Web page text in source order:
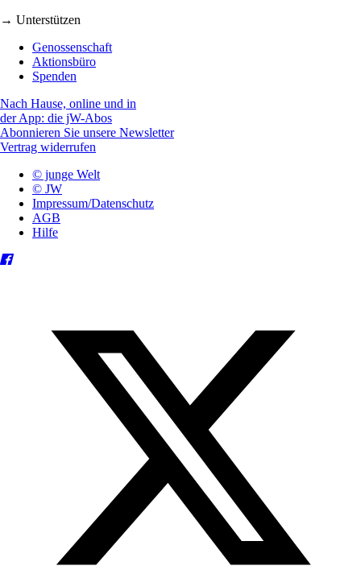
→ Unterstützen
Genossenschaft
Aktionsbüro
Spenden
Nach Hause, online und in
der App: die jW-Abos
Abonnieren Sie unsere Newsletter
Vertrag widerrufen
© junge Welt
© JW
Impressum/Datenschutz
AGB
Hilfe